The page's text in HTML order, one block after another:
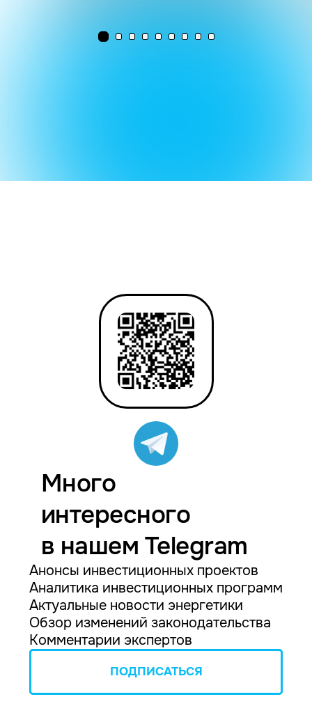
Много
интересного
в нашем Telegram
Анонсы инвестиционных проектов
Аналитика инвестиционных программ
Актуальные новости энергетики
Обзор изменений законодательства
Комментарии экспертов
ПОДПИСАТЬСЯ